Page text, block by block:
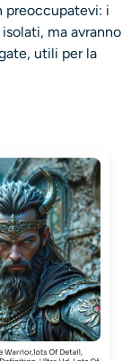
preoccupatevi: i
ma avranno
utili per la